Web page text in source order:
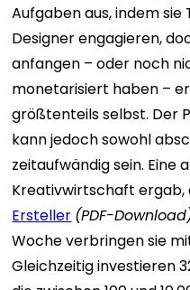
Aufgaben aus, indem
Designer engagieren,
anfangen – oder noch
monetarisiert haben –
größtenteils selbst. Der
kann jedoch sowohl
zeitaufwändig sein. Eine
Kreativwirtschaft ergab,
Ersteller (PDF-
Woche verbringen sie
Gleichzeitig investieren